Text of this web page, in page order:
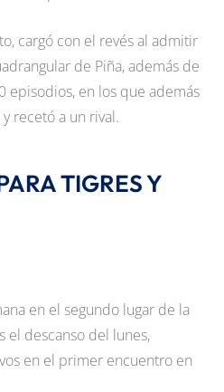
cargó con el revés al admitir
de Piña, además de
episodios, en los que además
recetó a un rival.
TIGRES Y
en el segundo lugar de la
el descanso del lunes,
en el primer encuentro en